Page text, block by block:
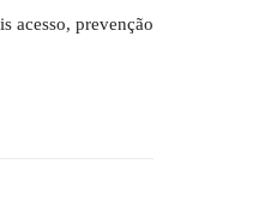
acesso, prevenção